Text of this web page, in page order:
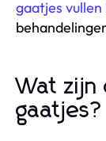
gaatjes vullen
Wat zijn
gaatjes?